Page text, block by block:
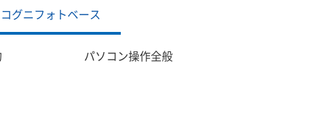
コグニフォトベース
パソコン操作全般